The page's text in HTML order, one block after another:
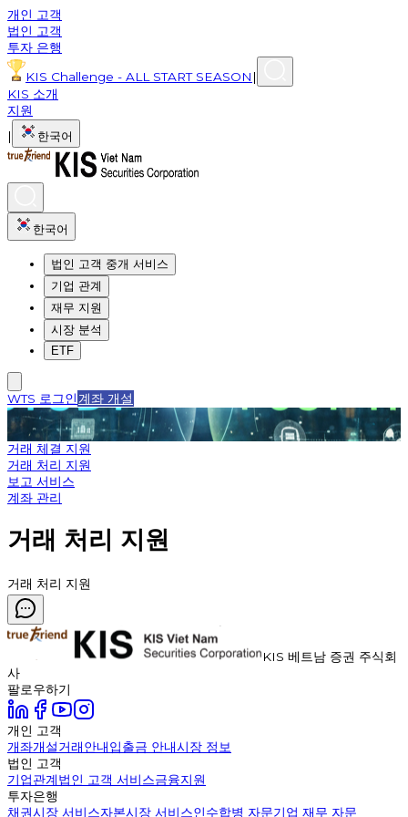
개인 고객
법인 고객
투자 은행
KIS Challenge - ALL START SEASON |
KIS 소개
지원
|
한국어
한국어
법인 고객 중개 서비스
기업 관계
재무 지원
시장 분석
ETF
WTS 로그인 계좌 개설
거래 체결 지원
거래 처리 지원
보고 서비스
계좌 관리
거래 처리 지원
거래 처리 지원
KIS 베트남 증권 주식회
사
팔로우하기
개인 고객
개좌개설거래안내입출금 안내시장 정보
법인 고객
기업관계법인 고객 서비스금융지원
투자은행
채권시장 서비스자본시장 서비스인수합병 자문기업 재무 자문